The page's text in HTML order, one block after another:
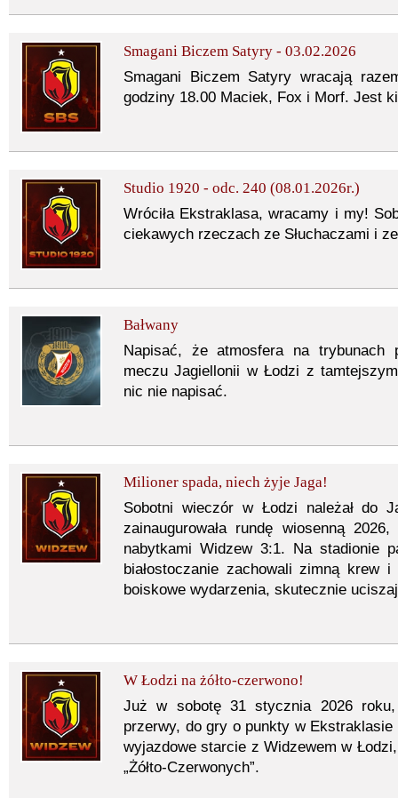
Smagani Biczem Satyry - 03.02.2026
Smagani Biczem Satyry wracają
godziny 18.00 Maciek, Fox i Morf. Jest
Studio 1920 - odc. 240 (08.01.2026r.)
Wróciła Ekstraklasa, wracamy i my!
ciekawych rzeczach ze Słuchaczami i
Bałwany
Napisać, że atmosfera na trybunach
meczu Jagiellonii w Łodzi z
nic nie napisać.
Milioner spada, niech żyje Jaga!
Sobotni wieczór w Łodzi należał do
zainaugurowała rundę wiosenną
nabytkami Widzew 3:1. Na stadionie
białostoczanie zachowali zimną krew
boiskowe wydarzenia, skutecznie
W Łodzi na żółto-czerwono!
Już w sobotę 31 stycznia 2026
przerwy, do gry o punkty w
wyjazdowe starcie z Widzewem w
„Żółto-Czerwonych”.